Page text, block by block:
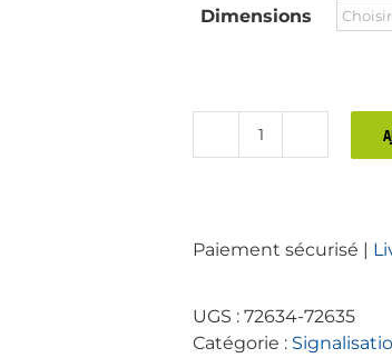
Dimensions
quantité
pour
parking
Paiement sécurisé |
UGS : 72634-72635
Catégorie :